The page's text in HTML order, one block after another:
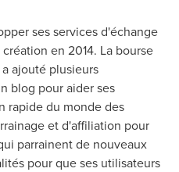
ses services d'échange
en 2014. La bourse
ajouté plusieurs
blog pour aider ses
rapide du monde des
et d'affiliation pour
parrainent de nouveaux
pour que ses utilisateurs